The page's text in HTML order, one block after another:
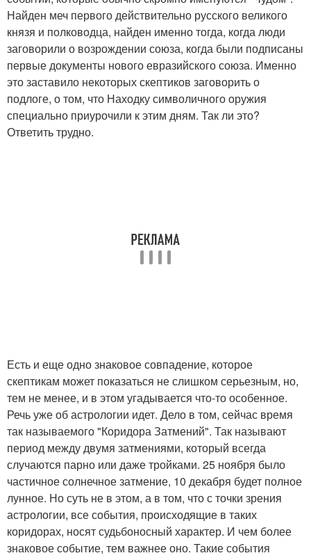
Найден меч первого действительно русского великого
князя и полководца, найден именно тогда, когда люди
заговорили о возрождении союза, когда были подписаны
первые документы нового евразийского союза. Именно
это заставило некоторых скептиков заговорить о
подлоге, о том, что Находку символичного оружия
специально приурочили к этим дням. Так ли это?
Ответить трудно.
Есть и еще одно знаковое совпадение, которое
скептикам может показаться не слишком серьезным, но,
тем не менее, и в этом угадывается что-то особенное.
Речь уже об астрологии идет. Дело в том, сейчас время
так называемого "Коридора Затмений". Так называют
период между двумя затмениями, который всегда
случаются парно или даже тройками. 25 ноября было
частичное солнечное затмение, 10 декабря будет полное
лунное. Но суть не в этом, а в том, что с точки зрения
астрологии, все события, происходящие в таких
коридорах, носят судьбоносный характер. И чем более
знаковое событие, тем важнее оно. Такие события